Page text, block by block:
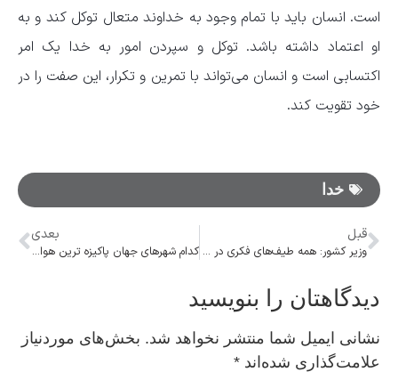
است. انسان باید با تمام وجود به خداوند متعال توکل کند و به
او اعتماد داشته باشد. توکل و سپردن امور به خدا یک امر
اکتسابی است و انسان می‌تواند با تمرین و تکرار، این صفت را در
خود تقویت کند.
خدا
قبل
وزیر کشور: همه طیف‌های فکری در پیش ثبت‌نام انتخابات مجلس شرکت کردند
بعدی
کدام شهرهای جهان پاکیزه ترین هوا را دارند؟
دیدگاهتان را بنویسید
نشانی ایمیل شما منتشر نخواهد شد. بخش‌های موردنیاز
علامت‌گذاری شده‌اند *